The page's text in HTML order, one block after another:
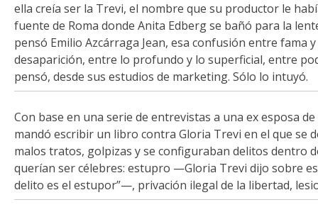
ella creía ser la Trevi, el nombre que su productor le
fuente de Roma donde Anita Edberg se bañó para la
pensó Emilio Azcárraga Jean, esa confusión entre fama
desaparición, entre lo profundo y lo superficial, entre
pensó, desde sus estudios de marketing. Sólo lo intuyó.
Con base en una serie de entrevistas a una ex esposa
mandó escribir un libro contra Gloria Trevi en el que se
malos tratos, golpizas y se configuraban delitos dentro
querían ser célebres: estupro —Gloria Trevi dijo sobre
delito es el estupor”—, privación ilegal de la libertad,